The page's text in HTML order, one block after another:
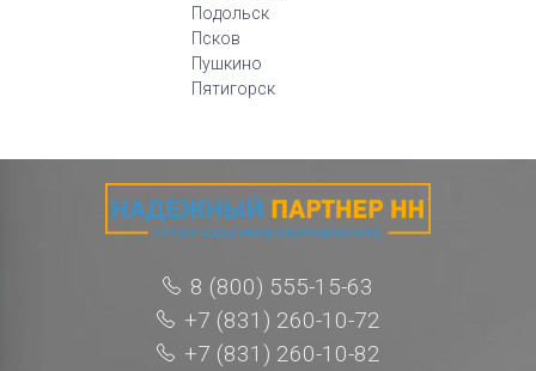
Подольск
Псков
Пушкино
Пятигорск
8 (800) 555-15-63
+7 (831) 260-10-72
+7 (831) 260-10-82